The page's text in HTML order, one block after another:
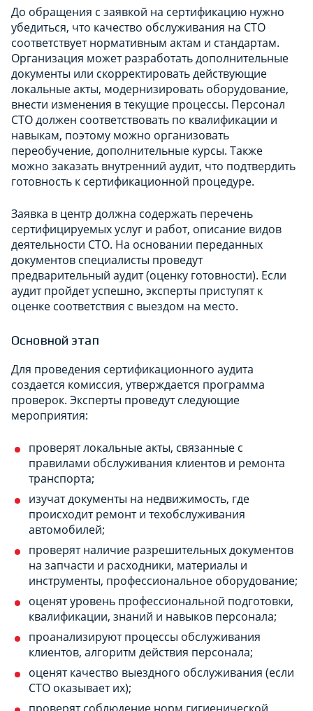
До обращения с заявкой на сертификацию нужно
убедиться, что качество обслуживания на СТО
соответствует нормативным актам и стандартам.
Организация может разработать дополнительные
документы или скорректировать действующие
локальные акты, модернизировать оборудование,
внести изменения в текущие процессы. Персонал
СТО должен соответствовать по квалификации и
навыкам, поэтому можно организовать
переобучение, дополнительные курсы. Также
можно заказать внутренний аудит, что подтвердить
готовность к сертификационной процедуре.
Заявка в центр должна содержать перечень
сертифицируемых услуг и работ, описание видов
деятельности СТО. На основании переданных
документов специалисты проведут
предварительный аудит (оценку готовности). Если
аудит пройдет успешно, эксперты приступят к
оценке соответствия с выездом на место.
Основной этап
Для проведения сертификационного аудита
создается комиссия, утверждается программа
проверок. Эксперты проведут следующие
мероприятия:
проверят локальные акты, связанные с
правилами обслуживания клиентов и ремонта
транспорта;
изучат документы на недвижимость, где
происходит ремонт и техобслуживания
автомобилей;
проверят наличие разрешительных документов
на запчасти и расходники, материалы и
инструменты, профессиональное оборудование;
оценят уровень профессиональной подготовки,
квалификации, знаний и навыков персонала;
проанализируют процессы обслуживания
клиентов, алгоритм действия персонала;
оценят качество выездного обслуживания (если
СТО оказывает их);